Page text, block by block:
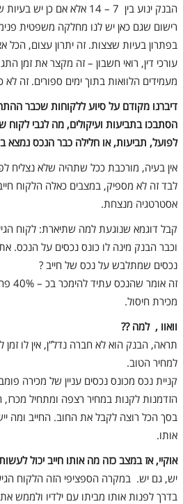
הבנק ינוע בין 7 – 14 אלא אם
רישום שגם כאן יש לנו מחלקה משפטית
בפתרון בעיות שצצות. זה יתרון עצום, הכל
עורכי דין, רואי חשבון – זה מקצר את זמן
מעמידים הלוואות בתוך ימים ספורים. זה לא
דיברנו מקודם על סיוע ללקוחות שכבר
הסתבכו בתביעות ועיקולים, מה לגבי לקוח
לפועל, תביעות, או חלילה כבר הנכס נמצא
אין בעיה, מורכבת ככל שתהיה שלא נצליח
לבד זה לא מספיק, במצבים כאלה הלקוח
אסטרטגיה מנצחת.
קבל דוגמא שנוגעת למה שתיארת: לקוח
וכבר הבנק מינה לו כונס נכסים על הנכס.
נכסים שמתלבש על נכס של חייב ?
זה
מכירת חיסול.
וואוו , למה ??
תראה, הבנק הוא לא חברה נדל”ן, אין לו זמן
למחיר הטוב.
קניית נכס מכונס נכסים עניין של מכירה
הזדמנות לקנות במחיר רצפה ומתחיל מכרז,
בסך הכל רוצה לקבל את החוב. החייב ומה
אותו.
אוקיי, אז במצב כזה מה אותו חייב יכול
יש, גם יש. במקרה הספציפי הזה הלקוח הגיע
בדרך לפנות אותו מביתו עם ילדיו ולממש